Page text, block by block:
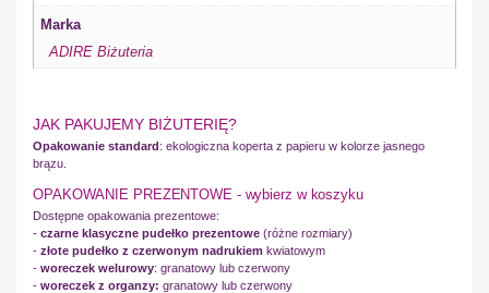
Marka
ADIRE Biżuteria
JAK PAKUJEMY BIŻUTERIĘ?
Opakowanie standard: ekologiczna koperta z papieru w kolorze jasnego
brązu.
OPAKOWANIE PREZENTOWE - wybierz w koszyku
Dostępne opakowania prezentowe:
- czarne klasyczne pudełko prezentowe (różne rozmiary)
- złote pudełko z czerwonym nadrukiem kwiatowym
- woreczek welurowy: granatowy lub czerwony
- woreczek z organzy: granatowy lub czerwony